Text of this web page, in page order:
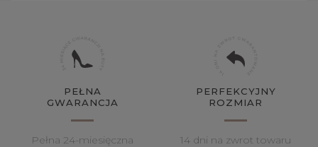
PEŁNA
GWARANCJA
Pełna 24-miesięczna
PERFEKCYJNY
ROZMIAR
14 dni na zwrot towaru